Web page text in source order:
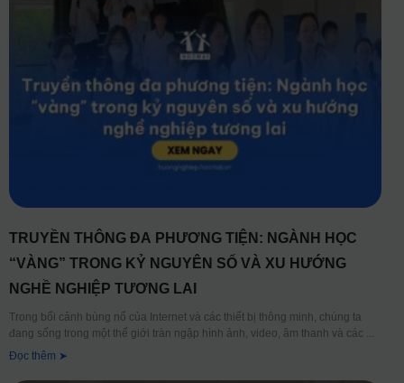
TRUYỀN THÔNG ĐA PHƯƠNG TIỆN: NGÀNH HỌC
“VÀNG” TRONG KỶ NGUYÊN SỐ VÀ XU HƯỚNG
NGHỀ NGHIỆP TƯƠNG LAI
Trong bối cảnh bùng nổ của Internet và các thiết bị thông minh, chúng ta
đang sống trong một thế giới tràn ngập hình ảnh, video, âm thanh và các
Đọc thêm ➤